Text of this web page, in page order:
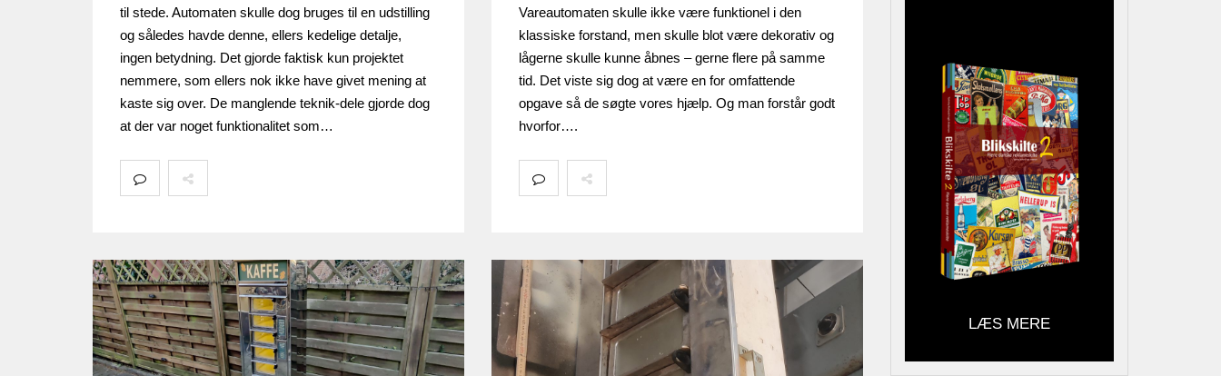
til stede. Automaten skulle dog bruges til en udstilling
og således havde denne, ellers kedelige detalje,
ingen betydning. Det gjorde faktisk kun projektet
nemmere, som ellers nok ikke have givet mening at
kaste sig over. De manglende teknik-dele gjorde dog
at der var noget funktionalitet som…
Vareautomaten skulle ikke være funktionel i den
klassiske forstand, men skulle blot være dekorativ og
lågerne skulle kunne åbnes – gerne flere på samme
tid. Det viste sig dog at være en for omfattende
opgave så de søgte vores hjælp. Og man forstår godt
hvorfor….
LÆS MERE